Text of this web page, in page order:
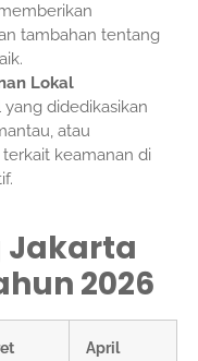
tambahan tentang
Lokal
didedikasikan
atau
keamanan di
Jakarta
2026
April